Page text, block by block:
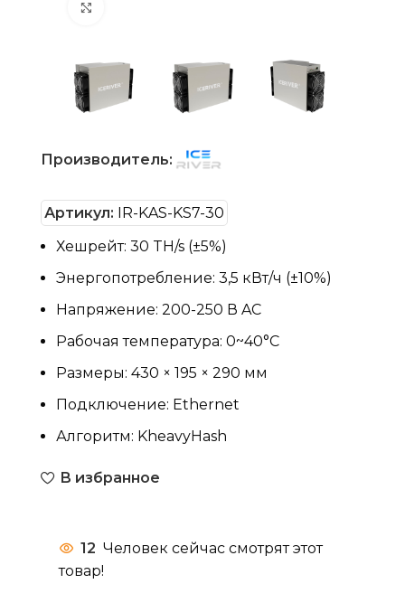
Производитель:
Артикул: IR-KAS-KS7-30
Хешрейт: 30 TH/s (±5%)
Энергопотребление: 3,5 кВт/ч (±10%)
Напряжение: 200-250 В AC
Рабочая температура: 0~40°C
Размеры: 430 × 195 × 290 мм
Подключение: Ethernet
Алгоритм: KheavyHash
В избранное
12 Человек сейчас смотрят этот
товар!